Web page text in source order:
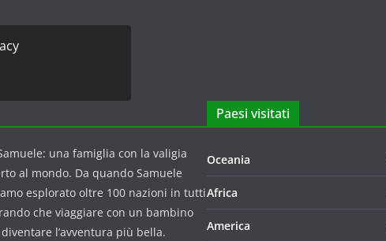
una famiglia con la valigia
al mondo. Da quando Samuele
esplorato oltre 100 nazioni in tutti
che viaggiare con un bambino
l’avventura più bella.
Paesi visitati
Oceania
Africa
America